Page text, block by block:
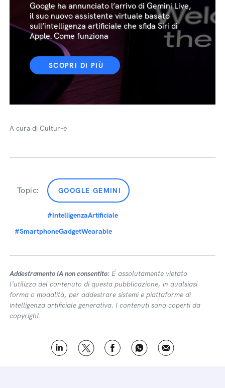
Google ha annunciato l’arrivo di Gemini Live,
il suo nuovo assistente virtuale basato
sull’intelligenza artificiale che sfida Siri di
Apple. Come funziona
SCOPRI DI PIÙ
A cura di Cultur-e
Topic: GOOGLE GEMINI
#IntelligenzaArtificiale
#SmartphoneGadgetWearable
Addestramento IA non consentito: É assolutamente vietato
l’utilizzo del contenuto di questa pubblicazione, in qualsiasi
forma o modalità, per addestrare sistemi e piattaforme di
intelligenza artificiale generativa. I contenuti sono coperti da
copyright.